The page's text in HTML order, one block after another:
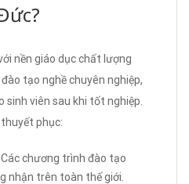
nền giáo dục chất lượng
tạo nghề chuyên nghiệp,
sinh viên sau khi tốt nghiệp.
phục:
Các chương trình đào tạo
nhận trên toàn thế giới.